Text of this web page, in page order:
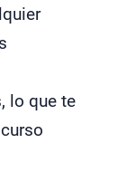
lo que te